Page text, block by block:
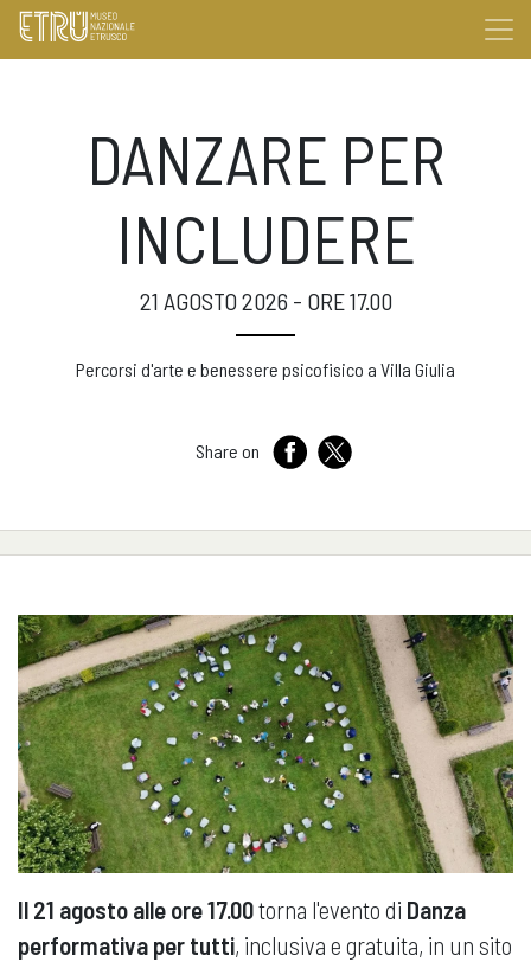
DANZARE PER
INCLUDERE
21 AGOSTO 2026 - ORE 17.00
Percorsi d'arte e benessere psicofisico a Villa Giulia
Share on
Il 21 agosto alle ore 17.00torna l'evento di Danza
performativa per tutti, inclusiva e gratuita, in un sito